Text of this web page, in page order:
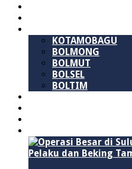
KOTAMOBAGU
BOLMONG
BOLMUT
BOLSEL
BOLTIM